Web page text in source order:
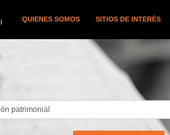
QUIENES SOMOS SITIOS DE INTERÉS